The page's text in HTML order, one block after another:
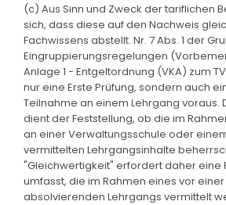
(c) Aus Sinn und Zweck der tariflichen
sich, dass diese auf den Nachweis
Fachwissens abstellt. Nr. 7 Abs. 1 der
Eingruppierungsregelungen
Anlage 1 - Entgeltordnung (VKA) zum
nur eine Erste Prüfung, sondern auch
Teilnahme an einem Lehrgang voraus.
dient der Feststellung, ob die im
an einer Verwaltungsschule oder
vermittelten Lehrgangsinhalte
"Gleichwertigkeit" erfordert daher eine
umfasst, die im Rahmen eines vor einer
absolvierenden Lehrgangs vermittelt